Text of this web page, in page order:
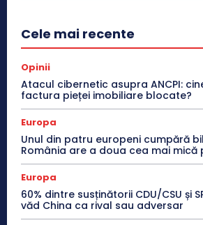
Cele mai recente
Opinii
Atacul cibernetic asupra ANCPI:
factura pieței imobiliare blocate?
Europa
Unul din patru europeni cumpără
România are a doua cea mai mică
Europa
60% dintre susținătorii CDU/CSU și
văd China ca rival sau adversar